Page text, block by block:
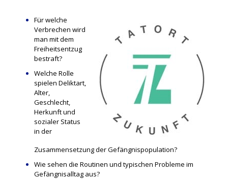
Für welche
Verbrechen wird
man mit dem
Freiheitsentzug
bestraft?
Welche Rolle
spielen Deliktart,
Alter,
Geschlecht,
Herkunft und
sozialer Status
in der
Zusammensetzung der Gefängnispopulation?
Wie sehen die Routinen und typischen Probleme im
Gefängnisalltag aus?